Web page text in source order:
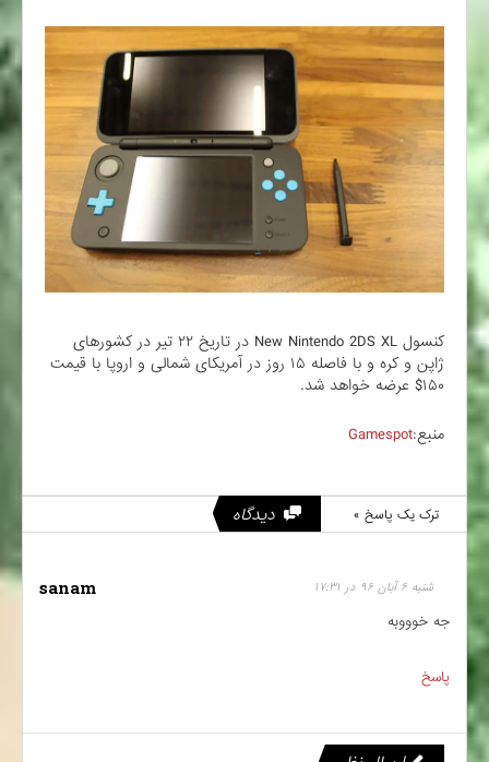
کنسول New Nintendo 2DS XL در تاریخ ۲۲ تیر در کشور‌های
ژاپن و کره و با فاصله ۱۵ روز در آمریکای شمالی و اروپا با قیمت
منبع:Gamespot
دیدگاه ترک یک پاسخ »
sanam شنبه ۶ آبان ۹۶ در ۱۷:۳۱
جه خوووبه
پاسخ